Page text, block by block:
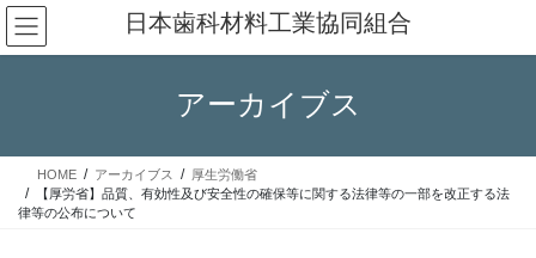
コ
ン
テ
ス
ナ
ビ
ゲ
ン
日本歯科材料工業協同組合
アーカイブス
HOME アーカイブス
厚生労働省
【厚労省】品質、有効性及び安全性の確保等に関する法律等の一部を改正する法
律等の公布について